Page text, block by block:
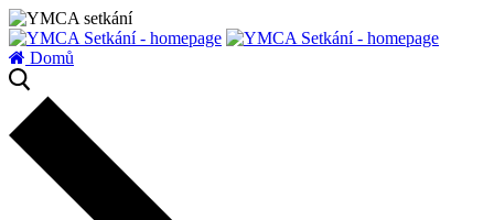
Domů
zatížení serveru